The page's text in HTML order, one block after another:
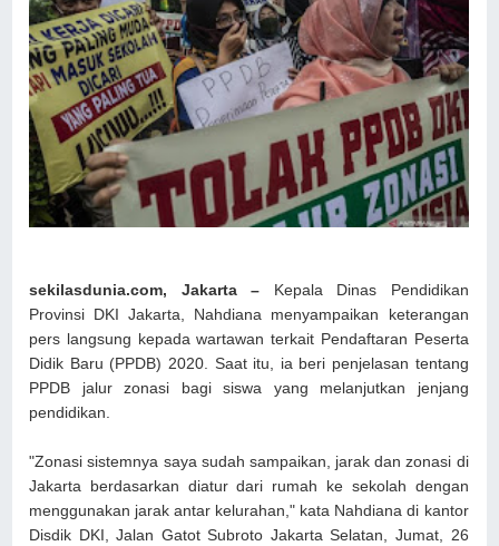
sekilasdunia.com, Jakarta – Kepala Dinas Pendidikan
Provinsi DKI Jakarta, Nahdiana menyampaikan keterangan
pers langsung kepada wartawan terkait Pendaftaran Peserta
Didik Baru (PPDB) 2020. Saat itu, ia beri penjelasan tentang
PPDB jalur zonasi bagi siswa yang melanjutkan jenjang
pendidikan.
"Zonasi sistemnya saya sudah sampaikan, jarak dan zonasi di
Jakarta berdasarkan diatur dari rumah ke sekolah dengan
menggunakan jarak antar kelurahan," kata Nahdiana di kantor
Disdik DKI, Jalan Gatot Subroto Jakarta Selatan, Jumat, 26